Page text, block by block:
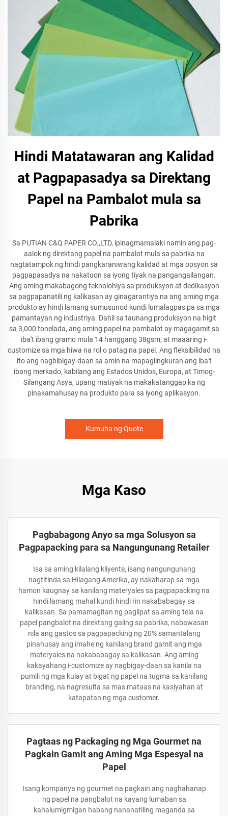
Hindi Matatawaran ang Kalidad
at Pagpapasadya sa Direktang
Papel na Pambalot mula sa
Pabrika
Sa PUTIAN C&Q PAPER CO.,LTD, ipinagmamalaki namin ang pag-
aalok ng direktang papel na pambalot mula sa pabrika na
nagtatampok ng hindi pangkaraniwang kalidad at mga opsyon sa
pagpapasadya na nakatuon sa iyong tiyak na pangangailangan.
Ang aming makabagong teknolohiya sa produksyon at dedikasyon
sa pagpapanatili ng kalikasan ay ginagarantiya na ang aming mga
produkto ay hindi lamang sumusunod kundi lumalagpas pa sa mga
pamantayan ng industriya. Dahil sa taunang produksyon na higit
sa 3,000 tonelada, ang aming papel na pambalot ay magagamit sa
iba't ibang gramo mula 14 hanggang 38gsm, at maaaring i-
customize sa mga hiwa na rol o patag na papel. Ang fleksibilidad na
ito ang nagbibigay-daan sa amin na mapaglingkuran ang iba't
ibang merkado, kabilang ang Estados Unidos, Europa, at Timog-
Silangang Asya, upang matiyak na makakatanggap ka ng
pinakamahusay na produkto para sa iyong aplikasyon.
Kumuha ng Quote
Mga Kaso
Pagbabagong Anyo sa mga Solusyon sa
Pagpapacking para sa Nangungunang Retailer
Isa sa aming kilalang kliyente, isang nangungunang
nagtitinda sa Hilagang Amerika, ay nakaharap sa mga
hamon kaugnay sa kanilang materyales sa pagpapacking na
hindi lamang mahal kundi hindi rin nakababagay sa
kalikasan. Sa pamamagitan ng paglipat sa aming tela na
papel pangbalot na direktang galing sa pabrika, nabawasan
nila ang gastos sa pagpapacking ng 20% samantalang
pinahusay ang imahe ng kanilang brand gamit ang mga
materyales na nakababagay sa kalikasan. Ang aming
kakayahang i-customize ay nagbigay-daan sa kanila na
pumili ng mga kulay at bigat ng papel na tugma sa kanilang
branding, na nagresulta sa mas mataas na kasiyahan at
katapatan ng mga customer.
Pagtaas ng Packaging ng Mga Gourmet na
Pagkain Gamit ang Aming Mga Espesyal na
Papel
Isang kompanya ng gourmet na pagkain ang naghahanap
ng papel na pangbalot na kayang lumaban sa
kahalumigmigan habang nananatiling maganda sa